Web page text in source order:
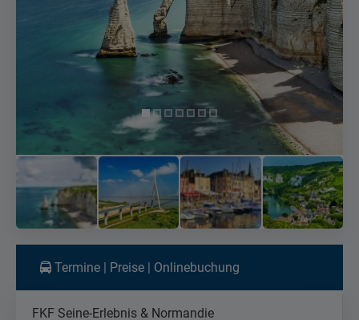
Termine | Preise | Onlinebuchung
FKF Seine-Erlebnis & Normandie